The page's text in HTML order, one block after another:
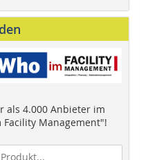
als 4.000 Anbieter im
Facility Management"!